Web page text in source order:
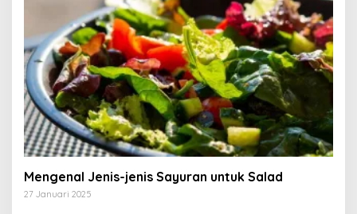
Mengenal Jenis-jenis Sayuran untuk Salad
27 Januari 2025